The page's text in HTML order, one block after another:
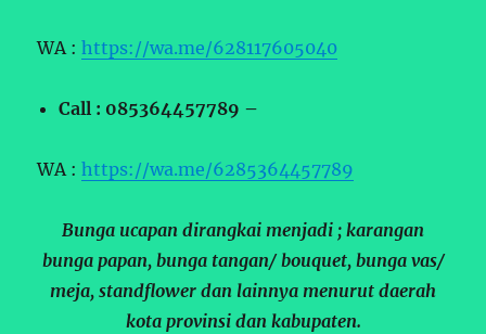
WA :https://wa.me/628117605040
Call : 085364457789 –
WA :https://wa.me/6285364457789
Bunga ucapan dirangkai menjadi ; karangan
bunga papan, bunga tangan/ bouquet, bunga vas/
meja, standflower dan lainnya menurut daerah
kota provinsi dan kabupaten.